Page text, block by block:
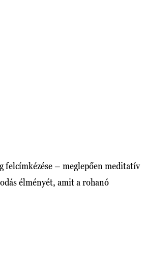
felcímkézése – meglepően meditatív
élményét, amit a rohanó